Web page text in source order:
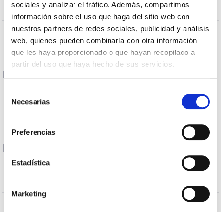
sociales y analizar el tráfico. Además, compartimos
información sobre el uso que haga del sitio web con
nuestros partners de redes sociales, publicidad y análisis
web, quienes pueden combinarla con otra información
que les haya proporcionado o que hayan recopilado a
partir del uso que haya hecho de sus servicios.
Necesarias
Preferencias
Estadística
Marketing
CRI Colour rendering index RGB
Opening angle 120
Housing and Finish
IP Tightness index IP65
Performance